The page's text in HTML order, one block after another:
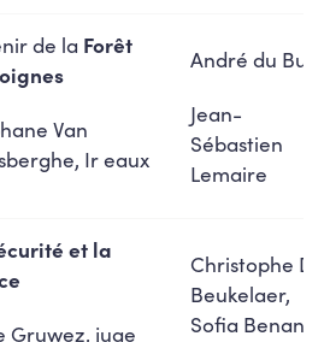
de la Forêt
Van
Ir eaux
André du Bus
Jean-
Sébastien
Lemaire
et la
Gruwez, juge
Christophe De
Beukelaer,
Sofia Benani